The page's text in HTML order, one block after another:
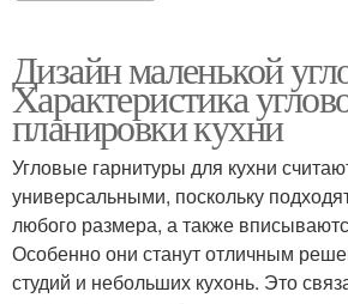
Дизайн маленькой
Характеристика
планировки кухни
Угловые гарнитуры для кухни
универсальными, поскольку
любого размера, а также
Особенно они станут отличным
студий и небольших кухонь. Это